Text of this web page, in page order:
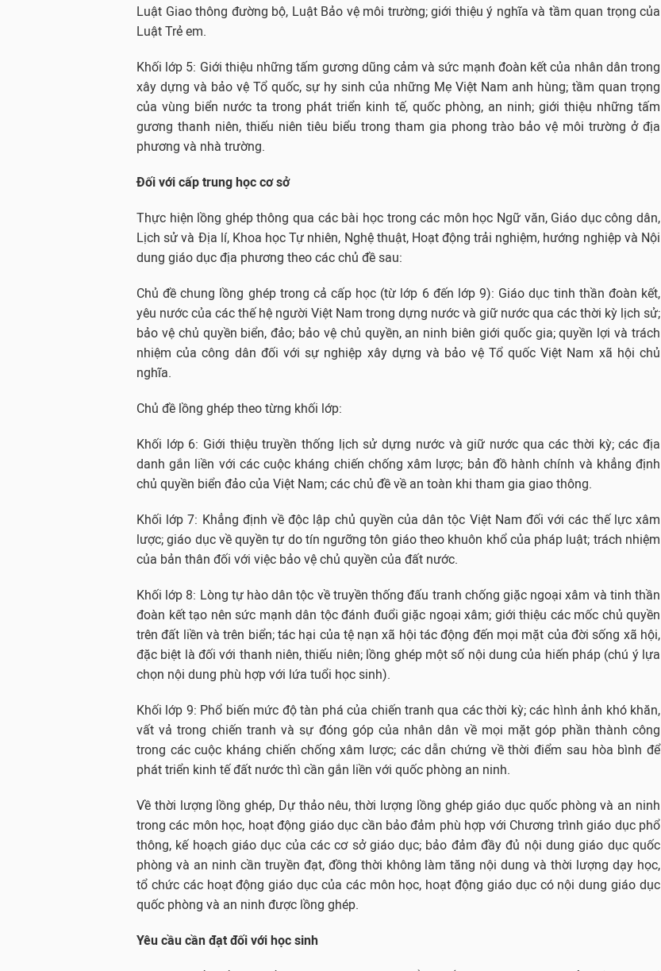
Luật Giao thông đường bộ, Luật Bảo vệ môi trường; giới thiệu ý nghĩa và tầm quan trọng của
Luật Trẻ em.
Khối lớp 5: Giới thiệu những tấm gương dũng cảm và sức mạnh đoàn kết của nhân dân trong
xây dựng và bảo vệ Tổ quốc, sự hy sinh của những Mẹ Việt Nam anh hùng; tầm quan trọng
của vùng biển nước ta trong phát triển kinh tế, quốc phòng, an ninh; giới thiệu những tấm
gương thanh niên, thiếu niên tiêu biểu trong tham gia phong trào bảo vệ môi trường ở địa
phương và nhà trường.
Đối với cấp trung học cơ sở
Thực hiện lồng ghép thông qua các bài học trong các môn học Ngữ văn, Giáo dục công dân,
Lịch sử và Địa lí, Khoa học Tự nhiên, Nghệ thuật, Hoạt động trải nghiệm, hướng nghiệp và Nội
dung giáo dục địa phương theo các chủ đề sau:
Chủ đề chung lồng ghép trong cả cấp học (từ lớp 6 đến lớp 9): Giáo dục tinh thần đoàn kết,
yêu nước của các thế hệ người Việt Nam trong dựng nước và giữ nước qua các thời kỳ lịch sử;
bảo vệ chủ quyền biển, đảo; bảo vệ chủ quyền, an ninh biên giới quốc gia; quyền lợi và trách
nhiệm của công dân đối với sự nghiệp xây dựng và bảo vệ Tổ quốc Việt Nam xã hội chủ
nghĩa.
Chủ đề lồng ghép theo từng khối lớp:
Khối lớp 6: Giới thiệu truyền thống lịch sử dựng nước và giữ nước qua các thời kỳ; các địa
danh gắn liền với các cuộc kháng chiến chống xâm lược; bản đồ hành chính và khẳng định
chủ quyền biển đảo của Việt Nam; các chủ đề về an toàn khi tham gia giao thông.
Khối lớp 7: Khẳng định về độc lập chủ quyền của dân tộc Việt Nam đối với các thế lực xâm
lược; giáo dục về quyền tự do tín ngưỡng tôn giáo theo khuôn khổ của pháp luật; trách nhiệm
của bản thân đối với việc bảo vệ chủ quyền của đất nước.
Khối lớp 8: Lòng tự hào dân tộc về truyền thống đấu tranh chống giặc ngoại xâm và tinh thần
đoàn kết tạo nên sức mạnh dân tộc đánh đuổi giặc ngoại xâm; giới thiệu các mốc chủ quyền
trên đất liền và trên biển; tác hại của tệ nạn xã hội tác động đến mọi mặt của đời sống xã hội,
đặc biệt là đối với thanh niên, thiếu niên; lồng ghép một số nội dung của hiến pháp (chú ý lựa
chọn nội dung phù hợp với lứa tuổi học sinh).
Khối lớp 9: Phổ biến mức độ tàn phá của chiến tranh qua các thời kỳ; các hình ảnh khó khăn,
vất vả trong chiến tranh và sự đóng góp của nhân dân về mọi mặt góp phần thành công
trong các cuộc kháng chiến chống xâm lược; các dẫn chứng về thời điểm sau hòa bình để
phát triển kinh tế đất nước thì cần gắn liền với quốc phòng an ninh.
Về thời lượng lồng ghép, Dự thảo nêu, thời lượng lồng ghép giáo dục quốc phòng và an ninh
trong các môn học, hoạt động giáo dục cần bảo đảm phù hợp với Chương trình giáo dục phổ
thông, kế hoạch giáo dục của các cơ sở giáo dục; bảo đảm đầy đủ nội dung giáo dục quốc
phòng và an ninh cần truyền đạt, đồng thời không làm tăng nội dung và thời lượng dạy học,
tổ chức các hoạt động giáo dục của các môn học, hoạt động giáo dục có nội dung giáo dục
quốc phòng và an ninh được lồng ghép.
Yêu cầu cần đạt đối với học sinh